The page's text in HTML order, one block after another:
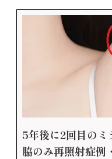
5年後に2回目の
脇のみ再照射症例